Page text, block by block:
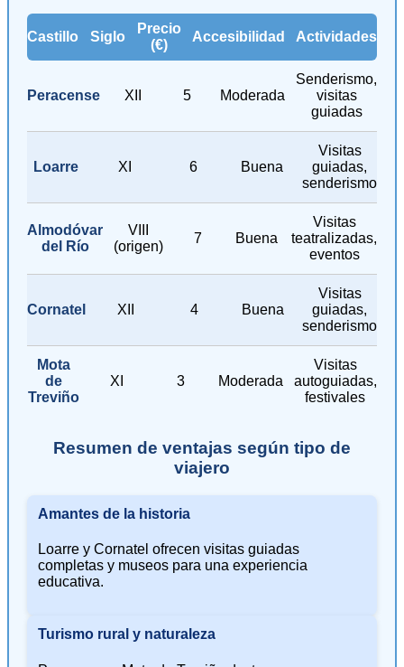
Castillo Siglo
Precio
(€)
Accesibilidad Actividades
Peracense XII 5 Moderada
Senderismo,
visitas
guiadas
Loarre XI 6 Buena
Visitas
guiadas,
senderismo
Almodóvar
del Río
VIII
(origen)
7 Buena
Visitas
teatralizadas,
eventos
Cornatel XII 4 Buena
Visitas
guiadas,
senderismo
Mota
de
Treviño
XI 3 Moderada
Visitas
autoguiadas,
festivales
Resumen de ventajas según tipo de
viajero
Amantes de la historia
Loarre y Cornatel ofrecen visitas guiadas
completas y museos para una experiencia
educativa.
Turismo rural y naturaleza